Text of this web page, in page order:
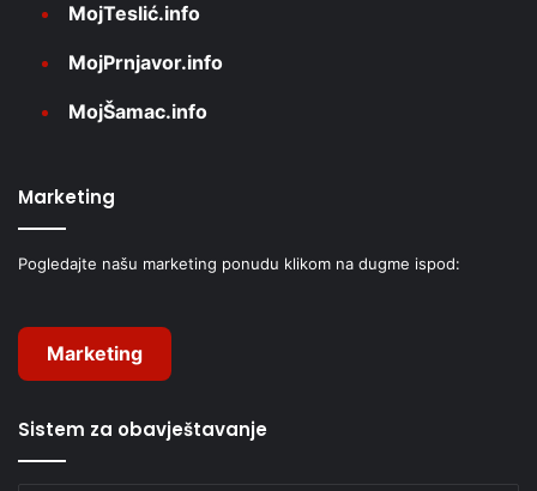
MojTeslić.info
MojPrnjavor.info
MojŠamac.info
Marketing
Pogledajte našu marketing ponudu klikom na dugme ispod:
Marketing
Sistem za obavještavanje